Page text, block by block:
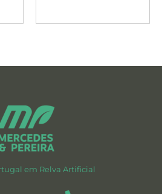
em Relva Artificial